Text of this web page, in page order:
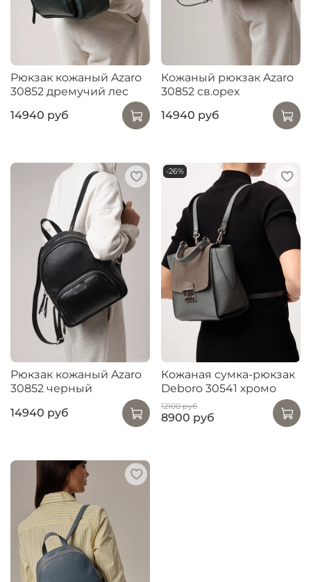
Рюкзак кожаный Azaro
30852 дремучий лес
14940 руб
Кожаный рюкзак Azaro
30852 св.орех
14940 руб
Рюкзак кожаный Azaro
30852 черный
14940 руб
-26%
Кожаная сумка-рюкзак
Deboro 30541 хромо
12100 руб
8900 руб